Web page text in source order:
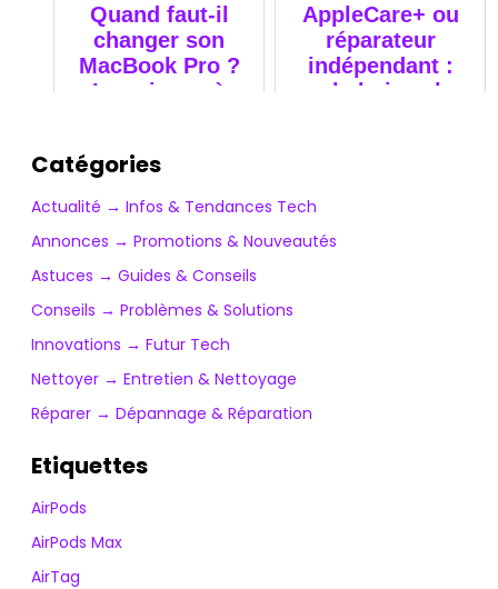
Quand faut-il
changer son
MacBook Pro ?
Les signes à
AppleCare+ ou
réparateur
indépendant :
quel choix selon
Catégories
Actualité → Infos & Tendances Tech
Annonces → Promotions & Nouveautés
Astuces → Guides & Conseils
Conseils → Problèmes & Solutions
Innovations → Futur Tech
Nettoyer → Entretien & Nettoyage
Réparer → Dépannage & Réparation
Etiquettes
AirPods
AirPods Max
AirTag